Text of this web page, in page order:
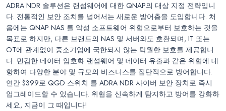
ADRA NDR 솔루션은 랜섬웨어에 대한 QNAP의 대상 지정 전략입니
다. 전통적인 보안 조치를 넘어서는 새로운 방어층을 도입합니다. 처
음에는 QNAP NAS 를 악성 소프트웨어 위협으로부터 보호하는 것을
목표로 하지만, 다른 브랜드의 NAS 및 서버와도 호환되며, IT 또는
OT에 관계없이 중소기업에 국한되지 않는 탁월한 보호를 제공합니
다. 민감한 데이터 암호화 랜섬웨어 및 데이터 유출과 같은 위협에 대
항하여 다양한 분야 및 규모의 비즈니스를 집단적으로 방어합니다.
연간 $399로 QGD 스위치 를 ADRA NDR 사이버 보안 장치로 즉시
업그레이드할 수 있습니다. 위협을 신속하게 탐지하고 방어를 강화하
세요, 지금이 그 때입니다!